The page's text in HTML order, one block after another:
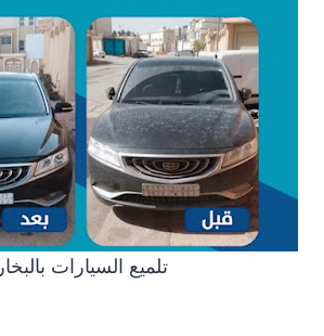
تلميع السيارات بالبخار